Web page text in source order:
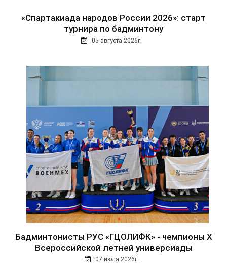
«Спартакиада народов России 2026»: старт
турнира по бадминтону
05 августа 2026г.
Бадминтонисты РУС «ГЦОЛИФК» - чемпионы Х
Всероссийской летней универсиады
07 июля 2026г.